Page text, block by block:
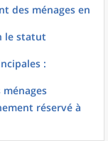
des ménages en
le statut
:
réservé à